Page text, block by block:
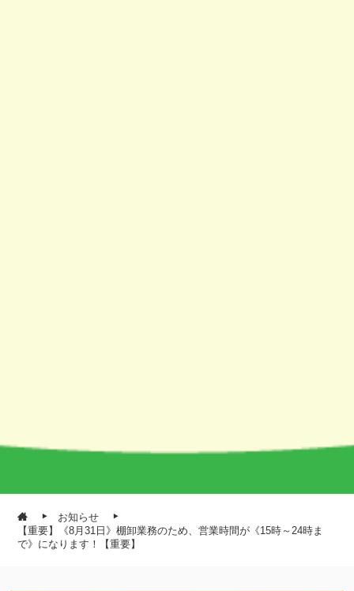
お知らせ
【重要】《8月31日》棚卸業務のため、営業時間が《15時～24時ま
で》になります！【重要】